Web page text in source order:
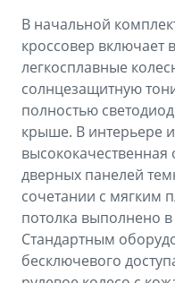
В начальной
кроссовер включает
легкосплавные
солнцезащитную
полностью
крыше. В интерьере
дверных панелей
сочетании с мягким
потолка выполнено
Стандартным
бесключевого